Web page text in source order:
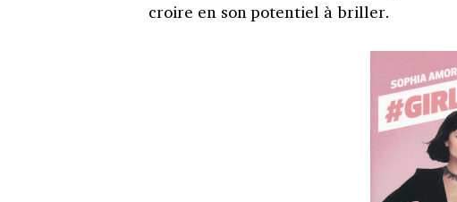
croire en son potentiel à briller.